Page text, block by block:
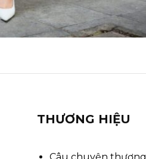
THƯƠNG HIỆU
Câu chuyện thương